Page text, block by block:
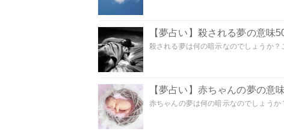
【夢占い】殺される夢の意味
殺される夢は何の暗示なのでしょうか
【夢占い】赤ちゃんの夢の意
赤ちゃんの夢は何の暗示なのでしょうか